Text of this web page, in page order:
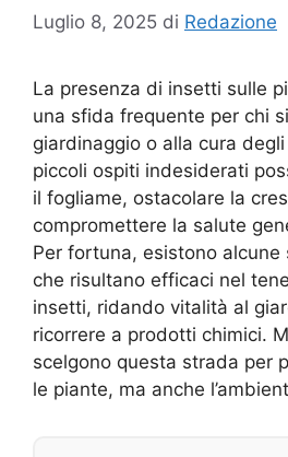
Luglio 8, 2025 di Redazione
La presenza di insetti sulle
una sfida frequente per chi
giardinaggio o alla cura
piccoli ospiti indesiderati
il fogliame, ostacolare la
compromettere la salute
Per fortuna, esistono alcune
che risultano efficaci nel
insetti, ridando vitalità al
ricorrere a prodotti chimici.
scelgono questa strada per
le piante, ma anche